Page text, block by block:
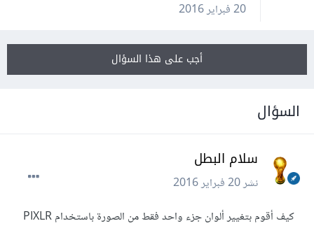
20 فبراير 2016
أجب على هذا السؤال
السؤال
سلام البطل
نشر20 فبراير 2016
كيف أقوم بتغيير ألوان جزء واحد فقط من الصورة باستخدام PIXLR